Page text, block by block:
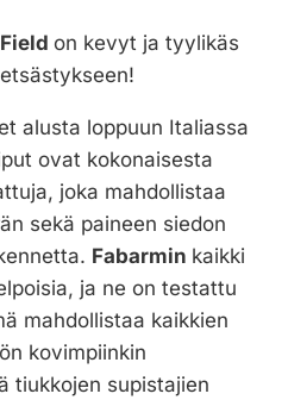
on kevyt ja tyylikäs
alusta loppuun Italiassa
ovat kokonaisesta
joka mahdollistaa
sekä paineen siedon
Fabarmin kaikki
ja ne on testattu
mahdollistaa kaikkien
kovimpiinkin
tiukkojen supistajien